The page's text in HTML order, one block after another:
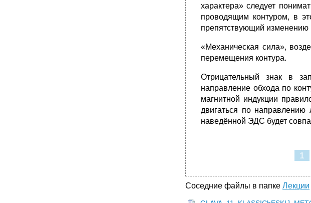
характера» следует
проводящим контуром, в
препятствующий изменению
«Механическая сила»,
перемещения контура.
Отрицательный знак в
направление обхода по
магнитной индукции
двигаться по направлению
наведённой ЭДС будет
1
Соседние файлы в папке Лекции